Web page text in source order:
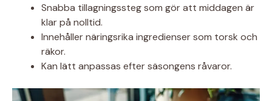
Snabba tillagningssteg som gör att middagen är
klar på nolltid.
Innehåller näringsrika ingredienser som torsk och
räkor.
Kan lätt anpassas efter säsongens råvaror.